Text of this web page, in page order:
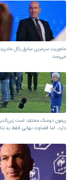
ماموریت سرمربی سابق رئال
می‌رسد.
ریمون دومنک معتقد است
دارد، اما قضاوت نهایی فقط به